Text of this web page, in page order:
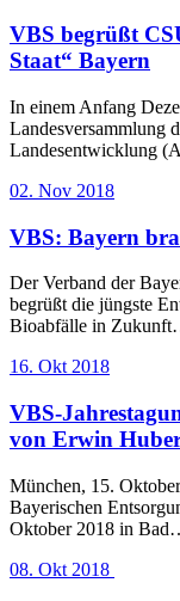
VBS begrüßt
Staat“ Bayern
In einem Anfang
Landesversammlung
Landesentwicklung
02. Nov 2018
VBS: Bayern
Der Verband der
begrüßt die jüngste
Bioabfälle in
16. Okt 2018
VBS-
von Erwin
München, 15.
Bayerischen
Oktober 2018 in
08. Okt 2018